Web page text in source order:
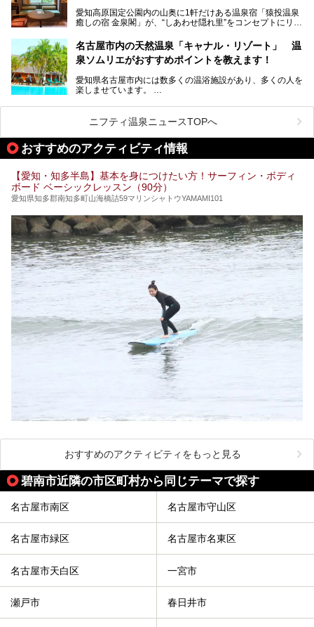
さっそく取材してきました！
愛知高原国定公園内の山奥に1軒だけある温泉宿「猿投温泉
癒しの宿 金泉閣」が、“しあわせ隠れ里”をコンセプトにリニ
天然ラドン温泉が堪能できるお風呂や、新設・改装された客
室、地元の食材と温泉水で作られたお料理……。
ご紹介します。
名古屋市内の天然温泉「キャナル・リゾート」 温
泉ソムリエがおすすめポイントを教えます！
愛知県名古屋市内には数多くの温浴施設があり、多くの人を
楽しませています。
ムリエの目線で紹介していきます！
名古屋市内にはスーパー銭湯や日帰り温泉が多く、「どこに
行こうかな？」と悩んでしまう方も多いと思います。
ぜひこの記事を参考にして「キャナル・リゾート」に出かけ
てみるのはいかがでしょうか？
ニフティ温泉ニュースTOPへ
おすすめのアクティビティ情報
【愛知・知多半島】基本を身につけたい方！サーフィン・ボディ
ボード ベーシックレッスン（90分）
愛知県知多郡南知多町山海橋詰59マリンシャトウYAMAMI101
おすすめのアクティビティをもっと見る
碧南市近隣の市区町村から同じテーマで探す
名古屋市南区 名古屋市守山区
名古屋市緑区 名古屋市名東区
名古屋市天白区 一宮市
瀬戸市 春日井市